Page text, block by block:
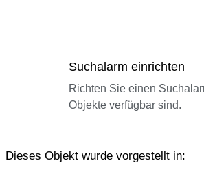
Suchalarm einrichten
Richten Sie einen
Objekte verfügbar sind.
Dieses Objekt wurde vorgestellt in: